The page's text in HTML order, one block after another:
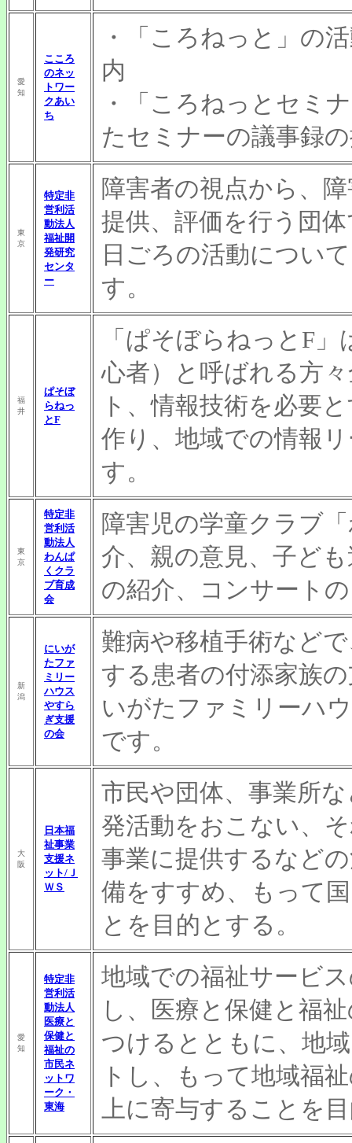
愛
知
こころ
のネッ
トワー
クあい
ち
・「ころねっと」の
内
・「ころねっとセミ
たセミナーの議事録
東
京
特定非
営利活
動法人
福祉開
発研究
センタ
ー
障害者の視点から、
提供、評価を行う団
日ごろの活動につい
す。
福
井
ぱそぼ
らねっ
とF
「ぱそぼらねっとF
心者）と呼ばれる方
ト、情報技術を必要
作り、地域での情報
す。
東
京
特定非
営利活
動法人
わんぱ
くクラ
ブ育成
会
障害児の学童クラブ
介、親の意見、子ど
の紹介、コンサート
新
潟
にいが
たファ
ミリー
ハウス
やすら
ぎ支援
の会
難病や移植手術など
する患者の付添家族
いがたファミリーハ
です。
大
阪
日本福
祉事業
支援ネ
ット/Ｊ
ＷＳ
市民や団体、事業所
発活動をおこない、
事業に提供するなど
備をすすめ、もって
とを目的とする。
愛
知
特定非
営利活
動法人
医療と
保健と
福祉の
市民ネ
ットワ
ーク・
東海
地域での福祉サービ
し、医療と保健と福
つけるとともに、地
トし、もって地域福
上に寄与することを